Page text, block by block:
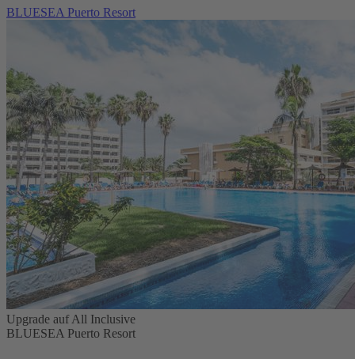
BLUESEA Puerto Resort
Upgrade auf All Inclusive
BLUESEA Puerto Resort